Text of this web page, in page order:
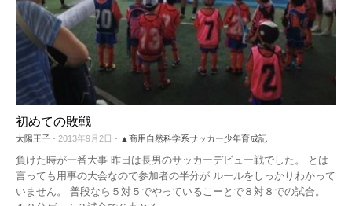
初めての敗戦
太陽王子 - 2013年9月2日 - ▲商用自然科学系サッカー少年育成記
負けた時が一番大事 昨日は長男のサッカーデビュー戦でした。 とは
言っても用事の大会なので参加者の半分が ルールをしっかりわかって
いません。 普段なら５対５でやっているこーとで８対８での試合。